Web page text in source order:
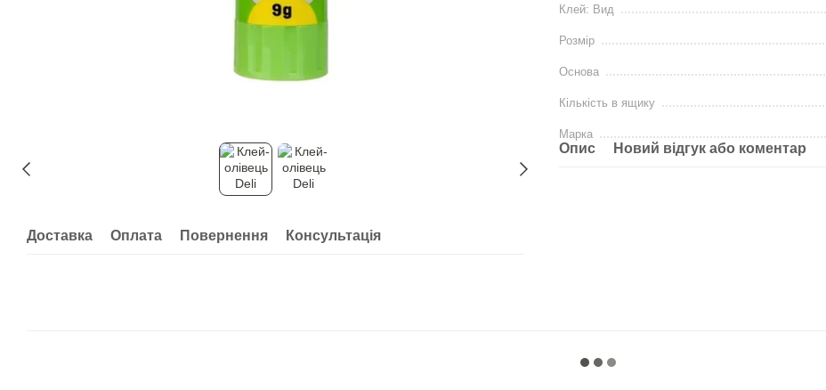
Доставка Оплата Повернення Консультація
Клей: Вид
Розмір
Основа
Кількість в ящику
Марка
Опис Новий відгук або коментар